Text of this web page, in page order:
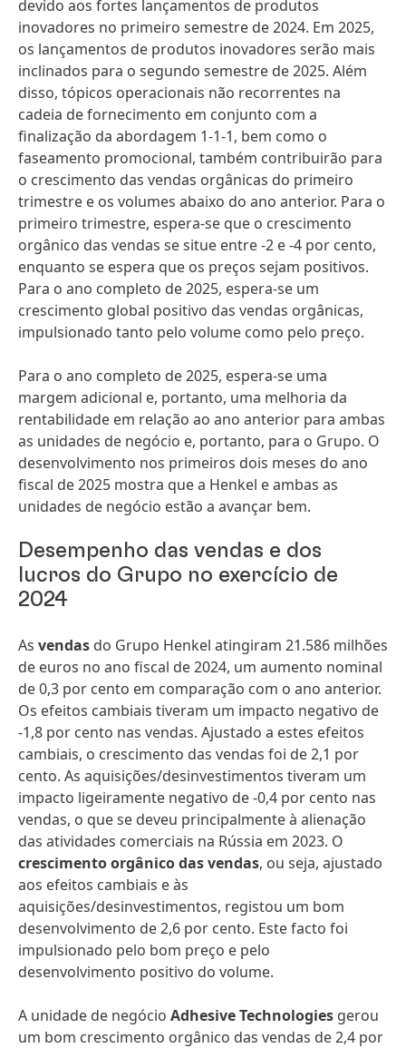
devido aos fortes lançamentos de produtos
inovadores no primeiro semestre de 2024. Em 2025,
os lançamentos de produtos inovadores serão mais
inclinados para o segundo semestre de 2025. Além
disso, tópicos operacionais não recorrentes na
cadeia de fornecimento em conjunto com a
finalização da abordagem 1-1-1, bem como o
faseamento promocional, também contribuirão para
o crescimento das vendas orgânicas do primeiro
trimestre e os volumes abaixo do ano anterior. Para o
primeiro trimestre, espera-se que o crescimento
orgânico das vendas se situe entre -2 e -4 por cento,
enquanto se espera que os preços sejam positivos.
Para o ano completo de 2025, espera-se um
crescimento global positivo das vendas orgânicas,
impulsionado tanto pelo volume como pelo preço.
Para o ano completo de 2025, espera-se uma
margem adicional e, portanto, uma melhoria da
rentabilidade em relação ao ano anterior para ambas
as unidades de negócio e, portanto, para o Grupo. O
desenvolvimento nos primeiros dois meses do ano
fiscal de 2025 mostra que a Henkel e ambas as
unidades de negócio estão a avançar bem.
Desempenho das vendas e dos
lucros do Grupo no exercício de
2024
As vendas do Grupo Henkel atingiram 21.586 milhões
de euros no ano fiscal de 2024, um aumento nominal
de 0,3 por cento em comparação com o ano anterior.
Os efeitos cambiais tiveram um impacto negativo de
-1,8 por cento nas vendas. Ajustado a estes efeitos
cambiais, o crescimento das vendas foi de 2,1 por
cento. As aquisições/desinvestimentos tiveram um
impacto ligeiramente negativo de -0,4 por cento nas
vendas, o que se deveu principalmente à alienação
das atividades comerciais na Rússia em 2023. O
crescimento orgânico das vendas, ou seja, ajustado
aos efeitos cambiais e às
aquisições/desinvestimentos, registou um bom
desenvolvimento de 2,6 por cento. Este facto foi
impulsionado pelo bom preço e pelo
desenvolvimento positivo do volume.
A unidade de negócio Adhesive Technologies gerou
um bom crescimento orgânico das vendas de 2,4 por